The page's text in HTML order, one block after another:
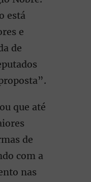
está
e
de
que até
de
com a
nas